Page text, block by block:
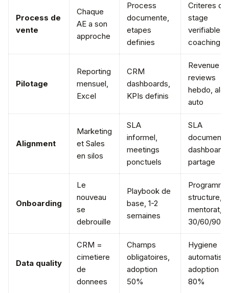
Process de
vente
Chaque
AE a son
approche
Process
documente,
etapes
definies
Criteres de
stage
verifiables,
coaching
Pilotage
Reporting
mensuel,
Excel
CRM
dashboards,
KPIs definis
Revenue
reviews
hebdo,
auto
Alignment
Marketing
et Sales
en silos
SLA
informel,
meetings
ponctuels
SLA
dashboard
partage
Onboarding
Le
nouveau
se
debrouille
Playbook de
base, 1-2
semaines
Programme
structure,
mentorat,
30/60/90
Data quality
CRM =
cimetiere
de
donnees
Champs
obligatoires,
adoption
50%
Hygiene
adoption >
80%